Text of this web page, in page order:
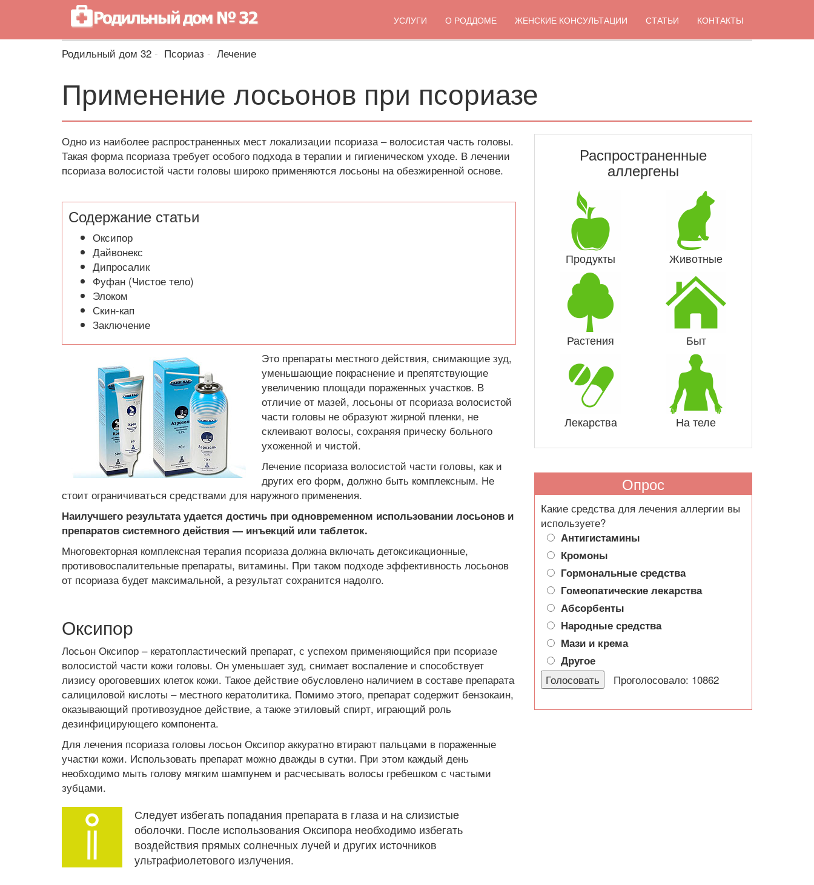
УСЛУГИ О РОДДОМЕ ЖЕНСКИЕ КОНСУЛЬТАЦИИ СТАТЬИ КОНТАКТЫ
Родильный дом 32 Псориаз Лечение
Применение лосьонов при псориазе
Одно из наиболее распространенных мест локализации псориаза – волосистая часть головы.
Такая форма псориаза требует особого подхода в терапии и гигиеническом уходе. В лечении
псориаза волосистой части головы широко применяются лосьоны на обезжиренной основе.
Содержание статьи
Оксипор
Дайвонекс
Дипросалик
Фуфан (Чистое тело)
Элоком
Скин-кап
Заключение
Это препараты местного действия, снимающие зуд,
уменьшающие покраснение и препятствующие
увеличению площади пораженных участков. В
отличие от мазей, лосьоны от псориаза волосистой
части головы не образуют жирной пленки, не
склеивают волосы, сохраняя прическу больного
ухоженной и чистой.
Лечение псориаза волосистой части головы, как и
других его форм, должно быть комплексным. Не
стоит ограничиваться средствами для наружного применения.
Наилучшего результата удается достичь при одновременном использовании лосьонов и
препаратов системного действия — инъекций или таблеток.
Многовекторная комплексная терапия псориаза должна включать детоксикационные,
противовоспалительные препараты, витамины. При таком подходе эффективность лосьонов
от псориаза будет максимальной, а результат сохранится надолго.
Оксипор
Лосьон Оксипор – кератопластический препарат, с успехом применяющийся при псориазе
волосистой части кожи головы. Он уменьшает зуд, снимает воспаление и способствует
лизису ороговевших клеток кожи. Такое действие обусловлено наличием в составе препарата
салициловой кислоты – местного кератолитика. Помимо этого, препарат содержит бензокаин,
оказывающий противозудное действие, а также этиловый спирт, играющий роль
дезинфицирующего компонента.
Для лечения псориаза головы лосьон Оксипор аккуратно втирают пальцами в пораженные
участки кожи. Использовать препарат можно дважды в сутки. При этом каждый день
необходимо мыть голову мягким шампунем и расчесывать волосы гребешком с частыми
зубцами.
Следует избегать попадания препарата в глаза и на слизистые
оболочки. После использования Оксипора необходимо избегать
воздействия прямых солнечных лучей и других источников
ультрафиолетового излучения.
Распространенные
аллергены
Продукты Животные
Растения Быт
Лекарства На теле
Опрос
Какие средства для лечения аллергии вы
используете?
Антигистамины
Кромоны
Гормональные средства
Гомеопатические лекарства
Абсорбенты
Народные средства
Мази и крема
Другое
Проголосовало: 10862